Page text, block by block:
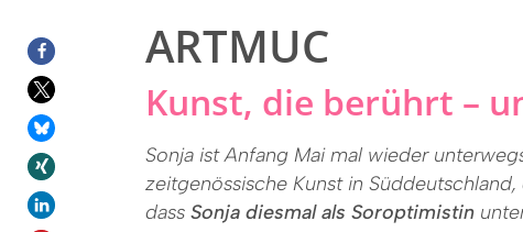
ARTMUC
Kunst, die berührt –
Sonja ist Anfang Mai mal wieder
zeitgenössische Kunst in
dass Sonja diesmal als Soroptimistin